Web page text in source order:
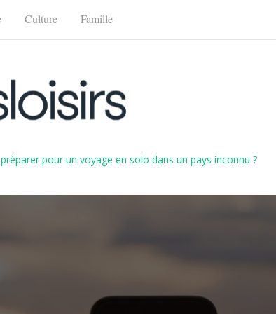
Culture Famille
pour un voyage en solo dans un pays inconnu ?